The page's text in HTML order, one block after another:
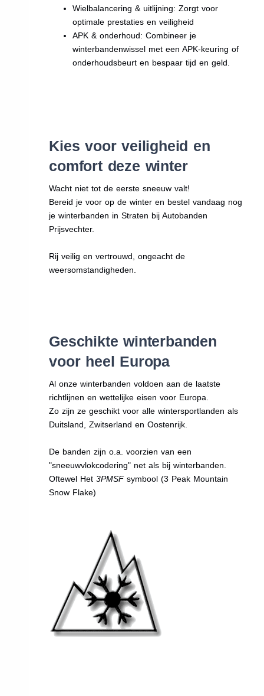
Wielbalancering & uitlijning: Zorgt voor
optimale prestaties en veiligheid
APK & onderhoud: Combineer je
winterbandenwissel met een APK-keuring of
onderhoudsbeurt en bespaar tijd en geld.
Kies voor veiligheid en
comfort deze winter
Wacht niet tot de eerste sneeuw valt!
Bereid je voor op de winter en bestel vandaag nog
je winterbanden in Straten bij Autobanden
Prijsvechter.
Rij veilig en vertrouwd, ongeacht de
weersomstandigheden.
Geschikte winterbanden
voor heel Europa
Al onze winterbanden voldoen aan de laatste
richtlijnen en wettelijke eisen voor Europa.
Zo zijn ze geschikt voor alle wintersportlanden als
Duitsland, Zwitserland en Oostenrijk.
De banden zijn o.a. voorzien van een
"sneeuwvlokcodering" net als bij winterbanden.
Oftewel Het3PMSFsymbool (3 Peak Mountain
Snow Flake)